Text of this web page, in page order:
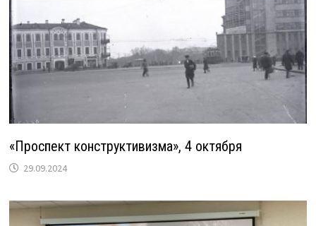
«Проспект конструктивизма», 4 октября
29.09.2024